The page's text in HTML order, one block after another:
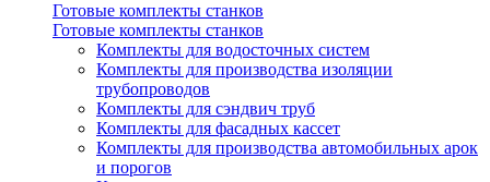
Готовые комплекты станков
Готовые комплекты станков
Комплекты для водосточных систем
Комплекты для производства изоляции
трубопроводов
Комплекты для сэндвич труб
Комплекты для фасадных кассет
Комплекты для производства автомобильных арок
и порогов